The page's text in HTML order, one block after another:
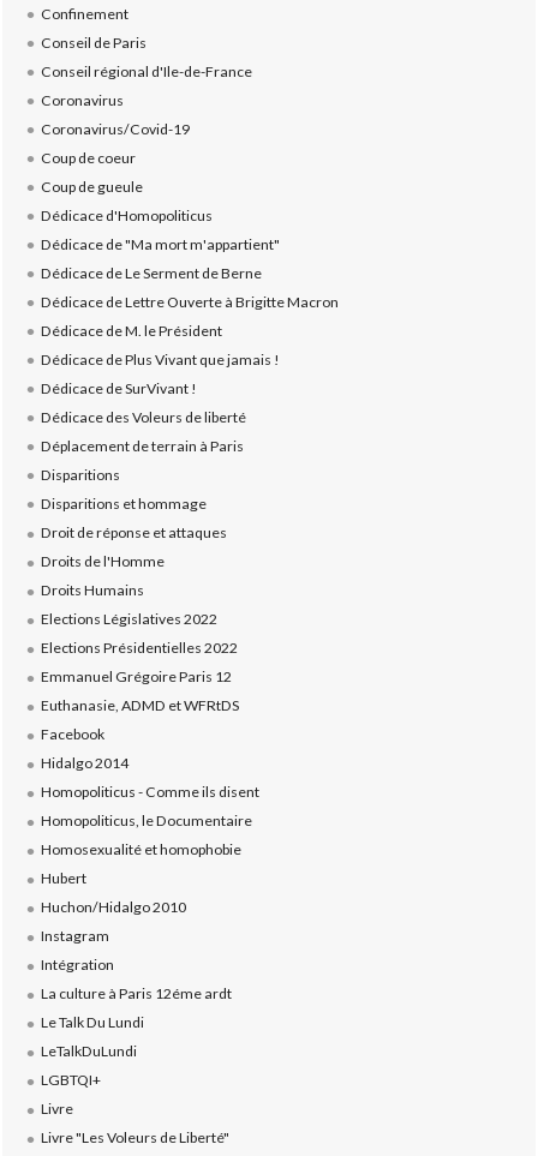
Confinement
Conseil de Paris
Conseil régional d'Ile-de-France
Coronavirus
Coronavirus/Covid-19
Coup de coeur
Coup de gueule
Dédicace d'Homopoliticus
Dédicace de "Ma mort m'appartient"
Dédicace de Le Serment de Berne
Dédicace de Lettre Ouverte à Brigitte Macron
Dédicace de M. le Président
Dédicace de Plus Vivant que jamais !
Dédicace de SurVivant !
Dédicace des Voleurs de liberté
Déplacement de terrain à Paris
Disparitions
Disparitions et hommage
Droit de réponse et attaques
Droits de l'Homme
Droits Humains
Elections Législatives 2022
Elections Présidentielles 2022
Emmanuel Grégoire Paris 12
Euthanasie, ADMD et WFRtDS
Facebook
Hidalgo 2014
Homopoliticus - Comme ils disent
Homopoliticus, le Documentaire
Homosexualité et homophobie
Hubert
Huchon/Hidalgo 2010
Instagram
Intégration
La culture à Paris 12éme ardt
Le Talk Du Lundi
LeTalkDuLundi
LGBTQI+
Livre
Livre "Les Voleurs de Liberté"